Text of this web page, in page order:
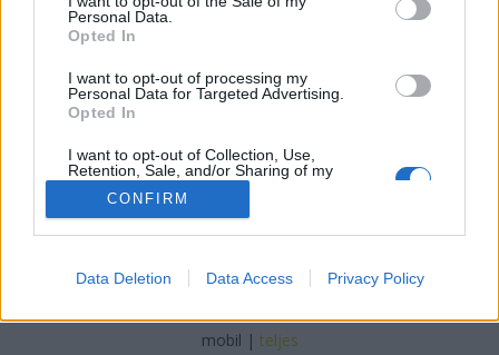
Personal Data.
Opted In
I want to opt-out of processing my
Personal Data for Targeted Advertising.
Opted In
I want to opt-out of Collection, Use,
Retention, Sale, and/or Sharing of my
Personal Data that Is Unrelated with the
Purposes for which it was collected.
Opted Out
related to advertising like cookies on web or
CONFIRM
Data Deletion Data Access Privacy Policy
elvesztegetett haszon is veszteség. Ezt az alaptézist
megértve próbál Tarlós főpolgármester
döglött oroszlánként meg is rugdosott mobilgát-
projektbe. A “politikai haszonszerzés”…
SÜTI BEÁLLÍTÁSOK MÓDOSÍTÁSA
mobil | teljes